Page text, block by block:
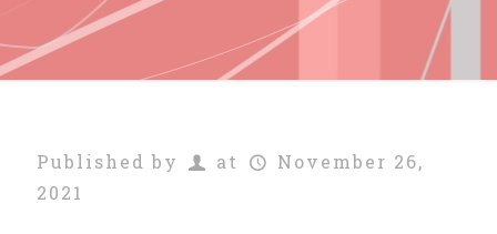
Published by at
November 26,
2021